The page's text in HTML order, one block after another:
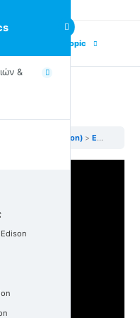
&
Next Topic
(Robotics Edition) Edison Robot Introduction